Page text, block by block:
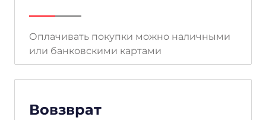
Оплачивать покупки можно наличными
или банковскими картами
Вовзврат